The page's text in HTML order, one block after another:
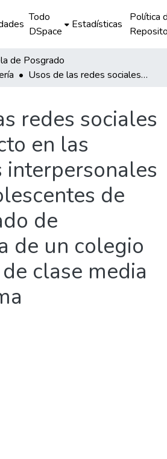
Todo
DSpace
Estadísticas
Política
de Posgrado
Usos de las redes sociales y su impacto en las relaciones interpersonales de los adolescentes de cuarto grado de secundaria de un colegio particular de clase media alta en Lima
redes sociales
en las
interpersonales
de
de
de un colegio
clase media